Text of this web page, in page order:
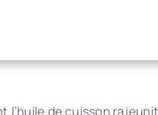
l’huile de cuisson